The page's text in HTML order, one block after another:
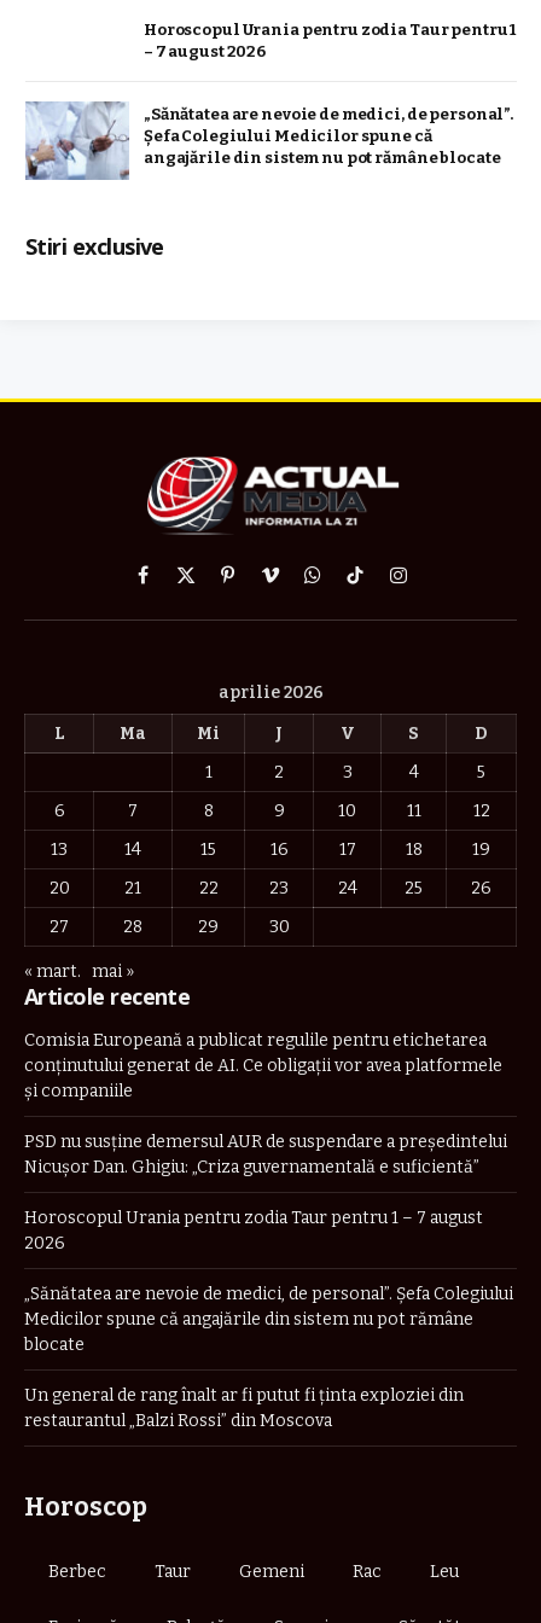
Horoscopul Urania pentru zodia Taur pentru 1
– 7 august 2026
„Sănătatea are nevoie de medici, de personal”.
Șefa Colegiului Medicilor spune că
angajările din sistem nu pot rămâne blocate
Stiri exclusive
Facebook
X
PinterestVimeoWhatsApp
TikTokInstagram
aprilie 2026
L
Ma Mi J V S
D
1
2 3 4
5
6
7 8 9 10 11
12
13
14 15 16 17 18
19
20
21 22 23 24 25
26
27
28 29 30
« mart. mai »
Articole recente
Comisia Europeană a publicat regulile pentru etichetarea
conținutului generat de AI. Ce obligații vor avea platformele
și companiile
PSD nu susține demersul AUR de suspendare a președintelui
Nicușor Dan. Ghigiu: „Criza guvernamentală e suficientă”
Horoscopul Urania pentru zodia Taur pentru 1 – 7 august
2026
„Sănătatea are nevoie de medici, de personal”. Șefa Colegiului
Medicilor spune că angajările din sistem nu pot rămâne
blocate
Un general de rang înalt ar fi putut fi ținta exploziei din
restaurantul „Balzi Rossi” din Moscova
Horoscop
Berbec Taur Gemeni Rac Leu